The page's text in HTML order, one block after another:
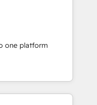
one platform